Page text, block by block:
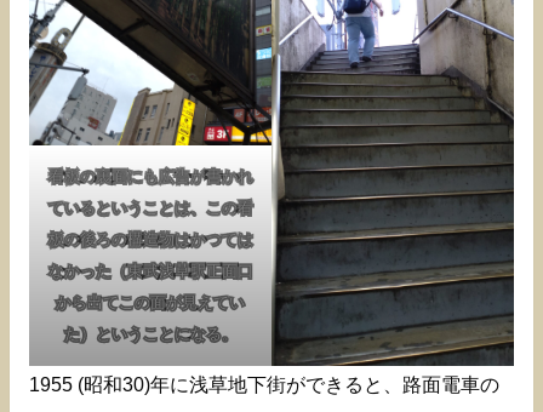
看板の裏面にも広告が書かれ
ているということは、この看
板の後ろの構造物はかつては
なかった（東武浅草駅正面口
から出てこの面が見えてい
た）ということになる。
1955 (昭和30)年に浅草地下街ができると、路面電車の